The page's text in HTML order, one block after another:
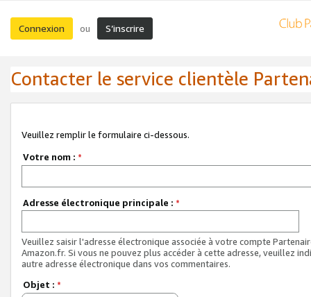
Connexion ou S’inscrire
Contacter le service clientèle
Veuillez remplir le formulaire ci-dessous.
Votre nom : *
Adresse électronique principale : *
Veuillez saisir l'adresse électronique associée à votre compte
Amazon.fr. Si vous ne pouvez plus accéder à cette adresse, veuillez
autre adresse électronique dans vos commentaires.
Objet : *